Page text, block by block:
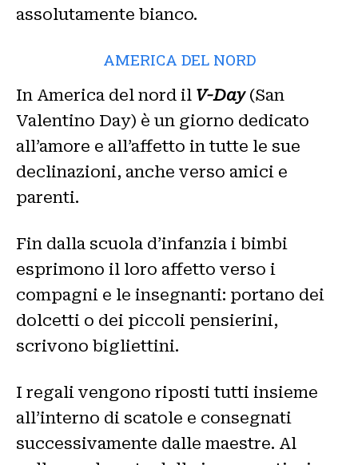
assolutamente bianco.
AMERICA DEL NORD
In America del nord il V-Day(San
Valentino Day) è un giorno dedicato
all’amore e all’affetto in tutte le sue
declinazioni, anche verso amici e
parenti.
Fin dalla scuola d’infanzia i bimbi
esprimono il loro affetto verso i
compagni e le insegnanti: portano dei
dolcetti o dei piccoli pensierini,
scrivono bigliettini.
I regali vengono riposti tutti insieme
all’interno di scatole e consegnati
successivamente dalle maestre. Al